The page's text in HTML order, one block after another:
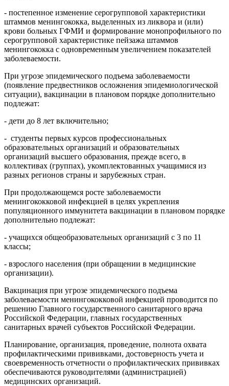
- постепенное изменение серогрупповой характеристики
штаммов менингококка, выделенных из ликвора и (или)
крови больных ГФМИ и формирование монопрофильного по
серогрупповой характеристике пейзажа штаммов
менингококка с одновременным увеличением показателей
заболеваемости.
При угрозе эпидемического подъема заболеваемости
(появление предвестников осложнения эпидемиологической
ситуации), вакцинации в плановом порядке дополнительно
подлежат:
- дети до 8 лет включительно;
- студенты первых курсов профессиональных
образовательных организаций и образовательных
организаций высшего образования, прежде всего, в
коллективах (группах), укомплектованных учащимися из
разных регионов страны и зарубежных стран.
При продолжающемся росте заболеваемости
менингококковой инфекцией в целях укрепления
популяционного иммунитета вакцинации в плановом порядке
дополнительно подлежат:
- учащихся общеобразовательных организаций с 3 по 11
классы;
- взрослого населения (при обращении в медицинские
организации).
Вакцинация при угрозе эпидемического подъема
заболеваемости менингококковой инфекцией проводится по
решению Главного государственного санитарного врача
Российской Федерации, главных государственных
санитарных врачей субъектов Российской Федерации.
Планирование, организация, проведение, полнота охвата
профилактическими прививками, достоверность учета и
своевременность отчетности о профилактических прививках
обеспечиваются руководителями (администрацией)
медицинских организаций.